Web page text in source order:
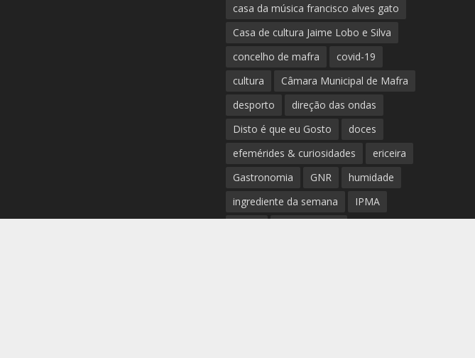
casa da música francisco alves gato
Casa de cultura Jaime Lobo e Silva
concelho de mafra
covid-19
cultura
Câmara Municipal de Mafra
desporto
direção das ondas
Disto é que eu Gosto
doces
efemérides & curiosidades
ericeira
Gastronomia
GNR
humidade
ingrediente da semana
IPMA